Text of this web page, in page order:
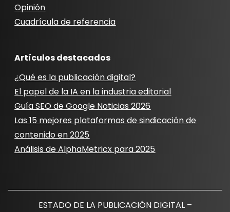
Opinión
Cuadrícula de referencia
Artículos destacados
¿Qué es la publicación digital?
El papel de la IA en la industria editorial
Guía SEO de Google Noticias 2026
Las 15 mejores plataformas de sindicación de
contenido en 2025
Análisis de AlphaMetricx para 2025
ESTADO DE LA PUBLICACIÓN DIGITAL –